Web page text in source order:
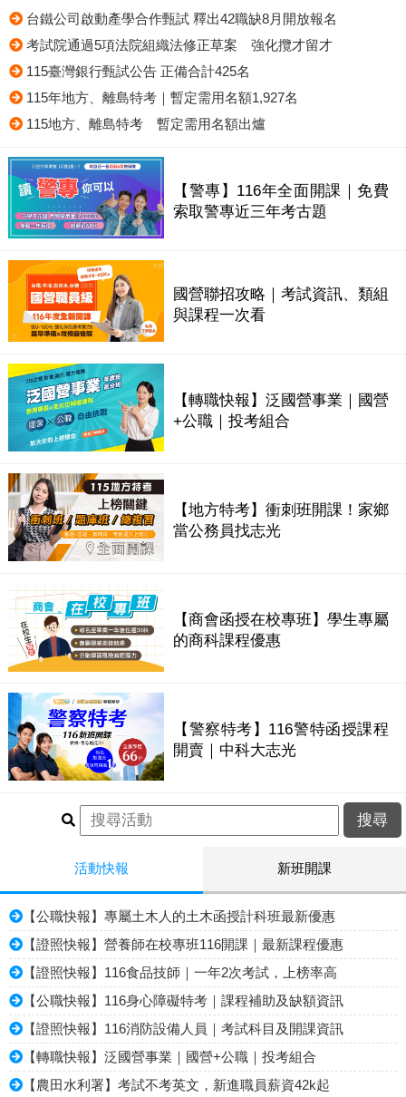
台鐵公司啟動產學合作甄試 釋出42職缺8月開放報名
考試院通過5項法院組織法修正草案 強化攬才留才
115臺灣銀行甄試公告 正備合計425名
115年地方、離島特考｜暫定需用名額1,927名
115地方、離島特考 暫定需用名額出爐
【警專】116年全面開課｜免費
索取警專近三年考古題
國營聯招攻略｜考試資訊、類組
與課程一次看
【轉職快報】泛國營事業｜國營
+公職｜投考組合
【地方特考】衝刺班開課！家鄉
當公務員找志光
【商會函授在校專班】學生專屬
的商科課程優惠
【警察特考】116警特函授課程
開賣｜中科大志光
活動快報 新班開課
【公職快報】專屬土木人的土木函授計科班最新優惠
【證照快報】營養師在校專班116開課｜最新課程優惠
【證照快報】116食品技師｜一年2次考試，上榜率高
【公職快報】116身心障礙特考｜課程補助及缺額資訊
【證照快報】116消防設備人員｜考試科目及開課資訊
【轉職快報】泛國營事業｜國營+公職｜投考組合
【農田水利署】考試不考英文，新進職員薪資42k起